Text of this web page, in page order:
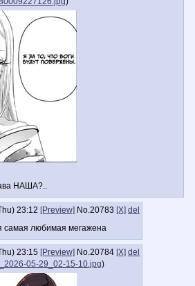
НАША?..
23:12 [Preview] No.20783 [X] del
самая любимая мегажена
23:15 [Preview] No.20784 [X] del
05-29_02-15-10.jpg)